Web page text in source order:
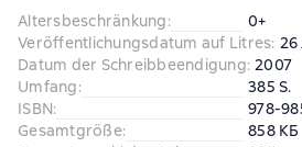
Altersbeschränkung:
0+
Veröffentlichungsdatum auf Litres: 26
Datum der Schreibbeendigung: 2007
Umfang:
385 S.
ISBN:
978-
Gesamtgröße:
858 КБ